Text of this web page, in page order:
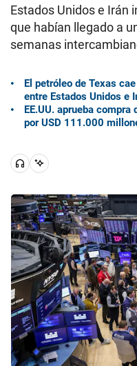
Estados Unidos e Irán
que habían llegado a
semanas
El petróleo de Texas
entre Estados Unidos e
EE.UU. aprueba
por USD 111.000